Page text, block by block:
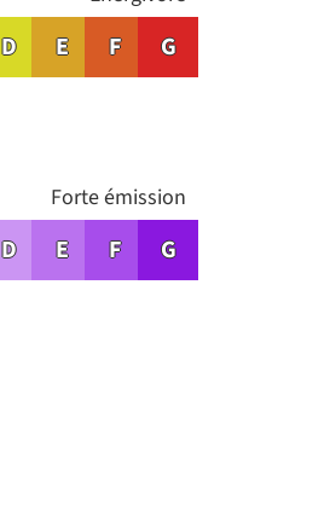
D E F G
D E F G
Forte émission